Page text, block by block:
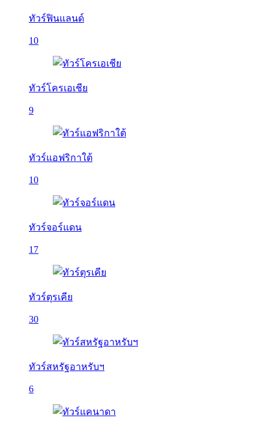
ทัวร์ฟินแลนด์
10
ทัวร์โครเอเชีย
9
ทัวร์แอฟริกาใต้
10
ทัวร์จอร์แดน
17
ทัวร์ตุรเคีย
30
ทัวร์สหรัฐอาหรับฯ
6